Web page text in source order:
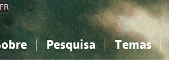
FR
Pesquisa Temas